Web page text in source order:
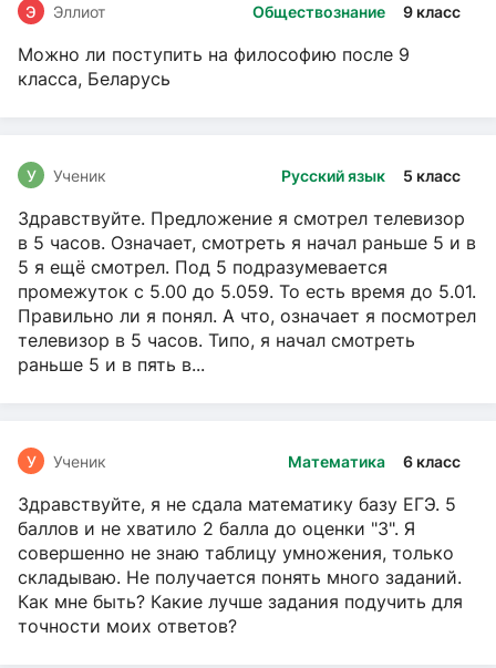
Обществознание 9 класс
Э Эллиот
Можно ли поступить на философию после 9
класса, Беларусь
Русский язык 5 класс
У Ученик
Здравствуйте. Предложение я смотрел телевизор
в 5 часов. Означает, смотреть я начал раньше 5 и в
5 я ещё смотрел. Под 5 подразумевается
промежуток с 5.00 до 5.059. То есть время до 5.01.
Правильно ли я понял. А что, означает я посмотрел
телевизор в 5 часов. Типо, я начал смотреть
раньше 5 и в пять в...
Математика 6 класс
У Ученик
Здравствуйте, я не сдала математику базу ЕГЭ. 5
баллов и не хватило 2 балла до оценки "3". Я
совершенно не знаю таблицу умножения, только
складываю. Не получается понять много заданий.
Как мне быть? Какие лучше задания подучить для
точности моих ответов?